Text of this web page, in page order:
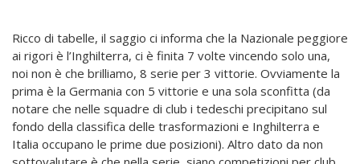
Ricco di tabelle, il saggio ci informa che la Nazionale peggiore
ai rigori è l’Inghilterra, ci è finita 7 volte vincendo solo una,
noi non è che brilliamo, 8 serie per 3 vittorie. Ovviamente la
prima è la Germania con 5 vittorie e una sola sconfitta (da
notare che nelle squadre di club i tedeschi precipitano sul
fondo della classifica delle trasformazioni e Inghilterra e
Italia occupano le prime due posizioni). Altro dato da non